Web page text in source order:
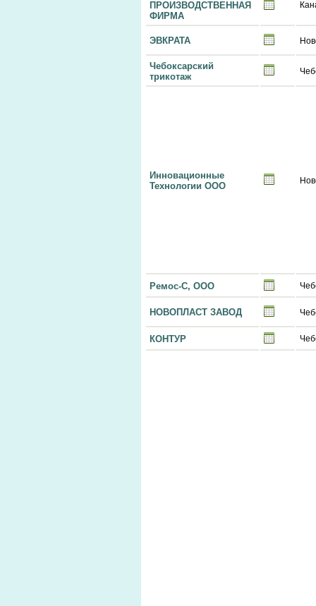
ПРОИЗВОДСТВЕННАЯ
ФИРМА
ЭВКРАТА
Чебоксарский
трикотаж
Инновационные
Технологии ООО
Ремос-С, ООО
НОВОПЛАСТ ЗАВОД
КОНТУР